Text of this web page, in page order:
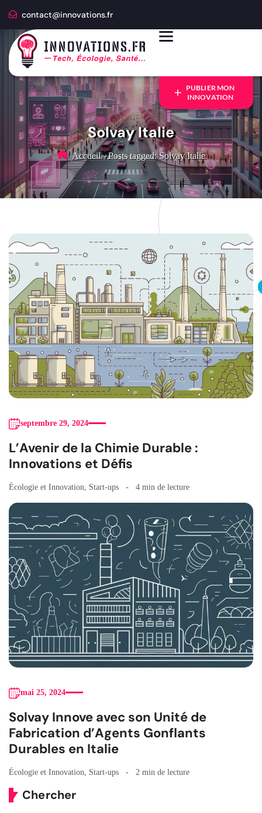
contact@innovations.fr
PUBLIER MON
INNOVATION
Solvay Italie
Accueil - Posts tagged: Solvay Italie
septembre 29, 2024
L’Avenir de la Chimie Durable :
Innovations et Défis
Écologie et Innovation Start-ups 4 min de lecture
mai 25, 2024
Solvay Innove avec son Unité de
Fabrication d’Agents Gonflants
Durables en Italie
Écologie et Innovation Start-ups 2 min de lecture
Chercher